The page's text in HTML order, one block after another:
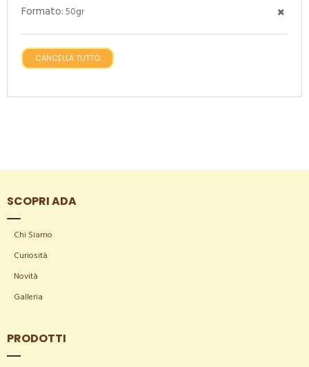
Formato:50gr
CANCELLA TUTTO
SCOPRI ADA
Chi Siamo
Curiosità
Novità
Galleria
PRODOTTI